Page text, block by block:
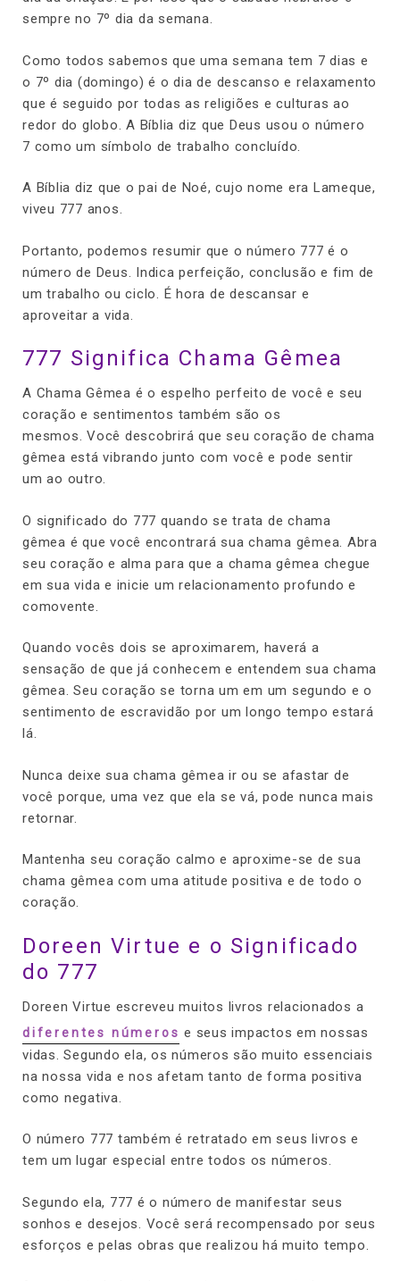
sempre no 7º dia da semana.
Como todos sabemos que uma semana tem 7 dias e
o 7º dia (domingo) é o dia de descanso e relaxamento
que é seguido por todas as religiões e culturas ao
redor do globo. A Bíblia diz que Deus usou o número
7 como um símbolo de trabalho concluído.
A Bíblia diz que o pai de Noé, cujo nome era Lameque,
viveu 777 anos.
Portanto, podemos resumir que o número 777 é o
número de Deus. Indica perfeição, conclusão e fim de
um trabalho ou ciclo. É hora de descansar e
aproveitar a vida.
777 Significa Chama Gêmea
A Chama Gêmea é o espelho perfeito de você e seu
coração e sentimentos também são os
mesmos. Você descobrirá que seu coração de chama
gêmea está vibrando junto com você e pode sentir
um ao outro.
O significado do 777 quando se trata de chama
gêmea é que você encontrará sua chama gêmea. Abra
seu coração e alma para que a chama gêmea chegue
em sua vida e inicie um relacionamento profundo e
comovente.
Quando vocês dois se aproximarem, haverá a
sensação de que já conhecem e entendem sua chama
gêmea. Seu coração se torna um em um segundo e o
sentimento de escravidão por um longo tempo estará
lá.
Nunca deixe sua chama gêmea ir ou se afastar de
você porque, uma vez que ela se vá, pode nunca mais
retornar.
Mantenha seu coração calmo e aproxime-se de sua
chama gêmea com uma atitude positiva e de todo o
coração.
Doreen Virtue e o Significado
do 777
Doreen Virtue escreveu muitos livros relacionados a
diferentes números e seus impactos em nossas
vidas. Segundo ela, os números são muito essenciais
na nossa vida e nos afetam tanto de forma positiva
como negativa.
O número 777 também é retratado em seus livros e
tem um lugar especial entre todos os números.
Segundo ela, 777 é o número de manifestar seus
sonhos e desejos. Você será recompensado por seus
esforços e pelas obras que realizou há muito tempo.